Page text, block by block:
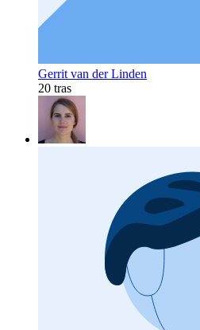
Gerrit van der Linden
20 tras